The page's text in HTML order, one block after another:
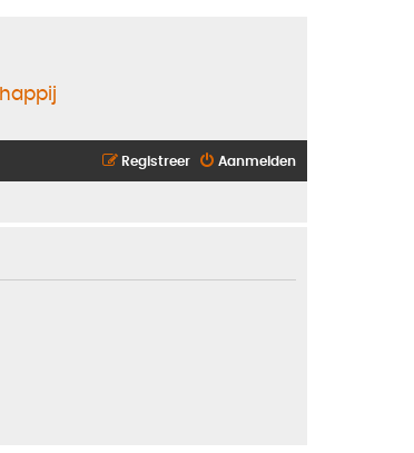
Aanmelden
Registreer